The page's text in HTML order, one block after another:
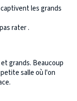
les grands
rater .
grands. Beaucoup
salle où l'on